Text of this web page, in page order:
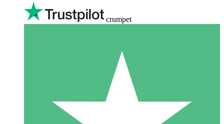
crumpet